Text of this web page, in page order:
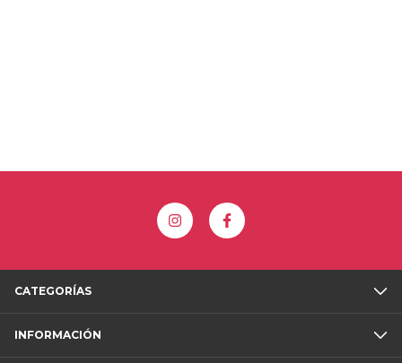
CATEGORÍAS
INFORMACIÓN